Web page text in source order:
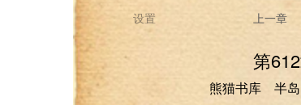
设置 上一章
第
熊猫书库 半岛